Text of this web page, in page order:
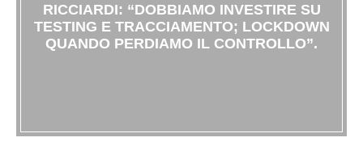
RICCIARDI: “DOBBIAMO INVESTIRE SU
TESTING E TRACCIAMENTO; LOCKDOWN
QUANDO PERDIAMO IL CONTROLLO”.